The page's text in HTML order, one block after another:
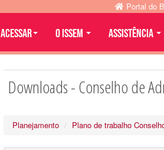
Downloads - Conselho de
Planejamento Plano de trabalho
Portal do
Acessar O ISSEM ASSISTÊNCIA